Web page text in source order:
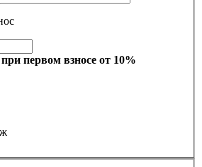
первом взносе от 10%